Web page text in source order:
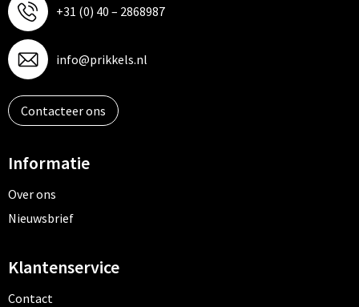
+31 (0) 40 – 2868987
info@prikkels.nl
Contacteer ons
Informatie
Over ons
Nieuwsbrief
Klantenservice
Contact